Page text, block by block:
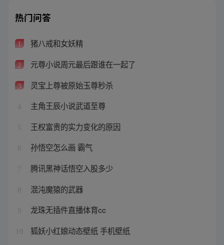
热门问答
1 猪八戒和女妖精
2 元尊小说周元最后跟谁在一起了
3 灵宝上尊被原始玉尊秒杀
4 主角王辰小说武道至尊
5 王权富贵的实力变化的原因
6 孙悟空怎么画 霸气
7 腾讯黑神话悟空入股多少
8 混沌魔猿的武器
9 龙珠无插件直播体育cc
10 狐妖小红娘动态壁纸 手机壁纸